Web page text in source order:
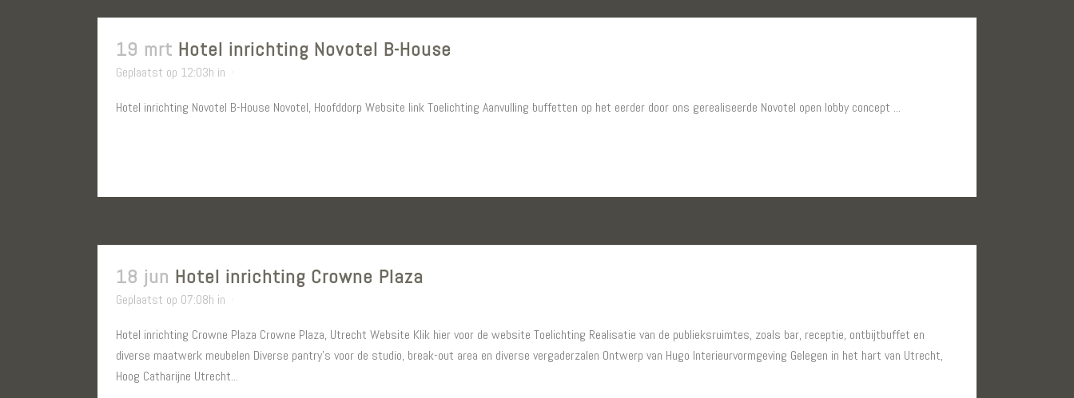
19 mrt Hotel inrichting Novotel B-House
Geplaatst op 12:03h in
Hotel inrichting Novotel B-House Novotel, Hoofddorp Website link Toelichting Aanvulling buffetten op het eerder door ons gerealiseerde Novotel open lobby concept ...
18 jun Hotel inrichting Crowne Plaza
Geplaatst op 07:08h in
Hotel inrichting Crowne Plaza Crowne Plaza, Utrecht Website Klik hier voor de website Toelichting Realisatie van de publieksruimtes, zoals bar, receptie, ontbijtbuffet en
diverse maatwerk meubelen Diverse pantry’s voor de studio, break-out area en diverse vergaderzalen Ontwerp van Hugo Interieurvormgeving Gelegen in het hart van Utrecht,
Hoog Catharijne Utrecht...